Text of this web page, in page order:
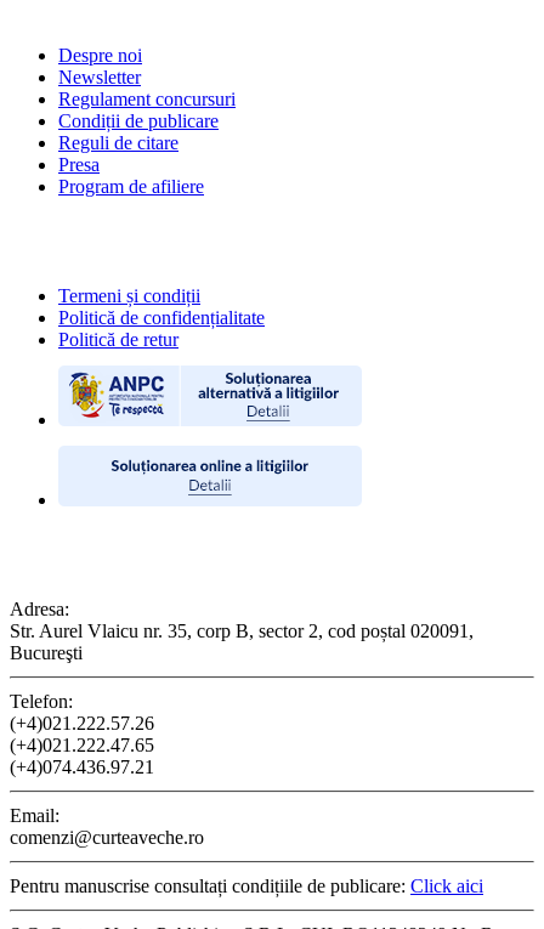
Despre noi
Newsletter
Regulament concursuri
Condiții de publicare
Reguli de citare
Presa
Program de afiliere
Termeni și condiții
Politică de confidențialitate
Politică de retur
Adresa:
Str. Aurel Vlaicu nr. 35, corp B, sector 2, cod poștal 020091,
Bucureşti
Telefon:
(+4)021.222.57.26
(+4)021.222.47.65
(+4)074.436.97.21
Email:
comenzi@curteaveche.ro
Pentru manuscrise consultați condițiile de publicare: Click aici